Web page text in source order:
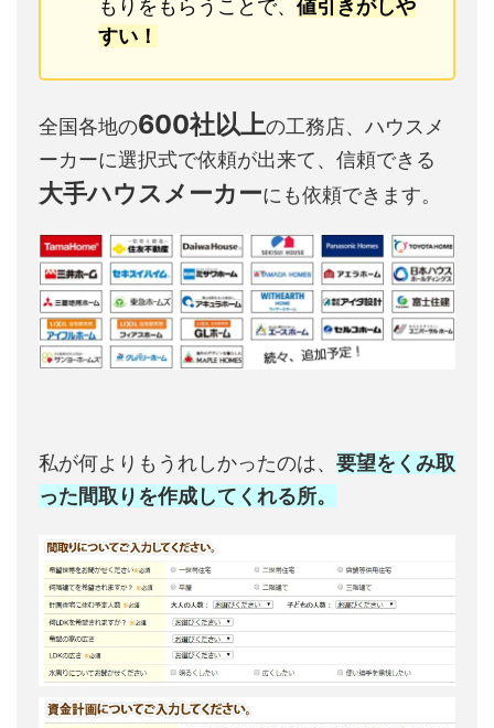
もりをもらうことで、 値引きがしや
すい！
全国各地の600社以上の工務店、ハウスメ
ーカーに選択式で依頼が出来て、信頼できる
大手ハウスメーカーにも依頼できます。
私が何よりもうれしかったのは、 要望をくみ取
った間取りを作成してくれる所。